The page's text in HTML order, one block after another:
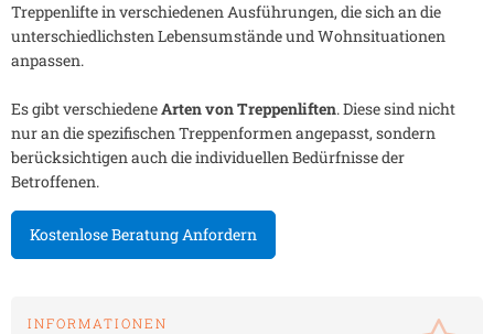
Treppenlifte in verschiedenen Ausführungen, die sich an die
unterschiedlichsten Lebensumstände und Wohnsituationen
anpassen.
Es gibt verschiedeneArten von Treppenliften. Diese sind nicht
nur an die spezifischen Treppenformen angepasst, sondern
berücksichtigen auch die individuellen Bedürfnisse der
Betroffenen.
Kostenlose Beratung Anfordern
INFORMATIONEN